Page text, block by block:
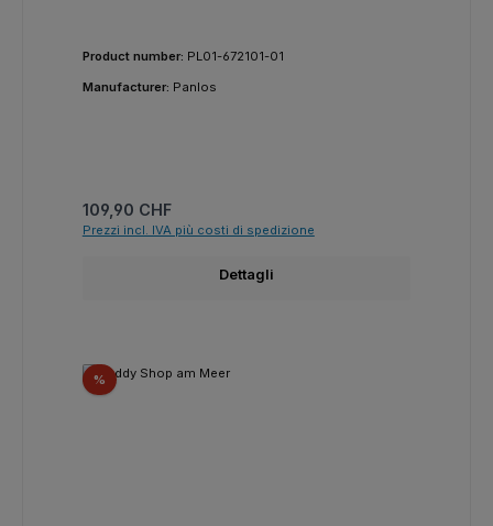
Product number: PL01-672101-01
Manufacturer: Panlos
Prezzo normale:
109,90 CHF
Prezzi incl. IVA più costi di spedizione
Dettagli
%Sconto